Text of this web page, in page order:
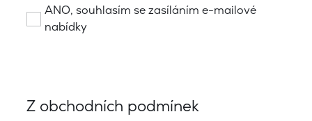
ANO, souhlasím se zasíláním e-mailové
nabídky
Z obchodních podmínek